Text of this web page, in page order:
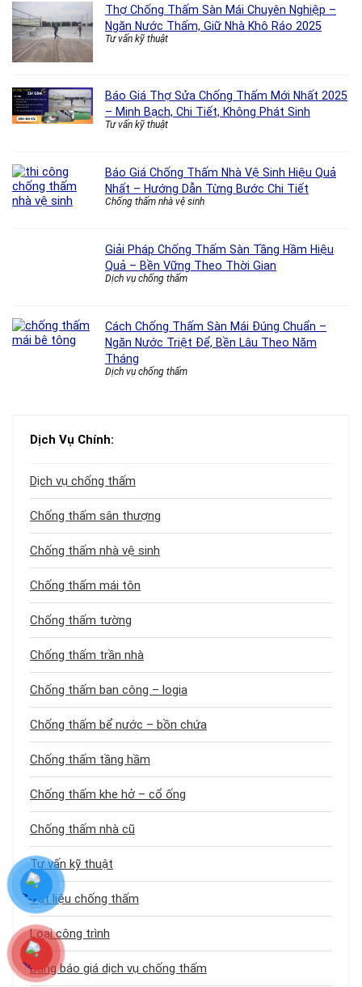
Thợ Chống Thấm Sàn Mái Chuyên Nghiệp –
Ngăn Nước Thấm, Giữ Nhà Khô Ráo 2025
Tư vấn kỹ thuật
Báo Giá Thợ Sửa Chống Thấm Mới Nhất 2025
– Minh Bạch, Chi Tiết, Không Phát Sinh
Tư vấn kỹ thuật
Báo Giá Chống Thấm Nhà Vệ Sinh Hiệu Quả
Nhất – Hướng Dẫn Từng Bước Chi Tiết
Chống thấm nhà vệ sinh
Giải Pháp Chống Thấm Sàn Tầng Hầm Hiệu
Quả – Bền Vững Theo Thời Gian
Dịch vụ chống thấm
Cách Chống Thấm Sàn Mái Đúng Chuẩn –
Ngăn Nước Triệt Để, Bền Lâu Theo Năm
Tháng
Dịch vụ chống thấm
Dịch Vụ Chính:
Dịch vụ chống thấm
Chống thấm sân thượng
Chống thấm nhà vệ sinh
Chống thấm mái tôn
Chống thấm tường
Chống thấm trần nhà
Chống thấm ban công – logia
Chống thấm bể nước – bồn chứa
Chống thấm tầng hầm
Chống thấm khe hở – cổ ống
Chống thấm nhà cũ
Tư vấn kỹ thuật
Vật liệu chống thấm
Loại công trình
Bảng báo giá dịch vụ chống thấm